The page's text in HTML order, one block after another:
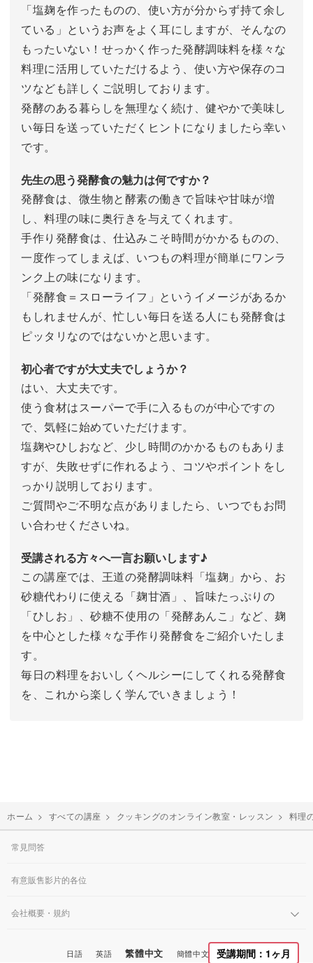
「塩麹を作ったものの、使い方が分からず持て余し
ている」というお声をよく耳にしますが、そんなの
もったいない！せっかく作った発酵調味料を様々な
料理に活用していただけるよう、使い方や保存のコ
ツなども詳しくご説明しております。
発酵のある暮らしを無理なく続け、健やかで美味し
い毎日を送っていただくヒントになりましたら幸い
です。
先生の思う発酵食の魅力は何ですか？
発酵食は、微生物と酵素の働きで旨味や甘味が増
し、料理の味に奥行きを与えてくれます。
手作り発酵食は、仕込みこそ時間がかかるものの、
一度作ってしまえば、いつもの料理が簡単にワンラ
ンク上の味になります。
「発酵食＝スローライフ」というイメージがあるか
もしれませんが、忙しい毎日を送る人にも発酵食は
ピッタリなのではないかと思います。
初心者ですが大丈夫でしょうか？
はい、大丈夫です。
使う食材はスーパーで手に入るものが中心ですの
で、気軽に始めていただけます。
塩麹やひしおなど、少し時間のかかるものもありま
すが、失敗せずに作れるよう、コツやポイントをし
っかり説明しております。
ご質問やご不明な点がありましたら、いつでもお問
い合わせくださいね。
受講される方々へ一言お願いします♪
この講座では、王道の発酵調味料「塩麹」から、お
砂糖代わりに使える「麹甘酒」、旨味たっぷりの
「ひしお」、砂糖不使用の「発酵あんこ」など、麹
を中心とした様々な手作り発酵食をご紹介いたしま
す。
毎日の料理をおいしくヘルシーにしてくれる発酵食
を、これから楽しく学んでいきましょう！
ホーム > すべての講座 > クッキングのオンライン教室・レッスン > 料理
受講期間：1ヶ月
常見問答
有意販售影片的各位
会社概要・規約
日語 英語 繁體中文 簡體中文 韓國語